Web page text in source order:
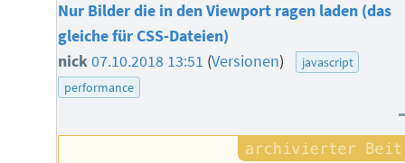
Nur Bilder die in den Viewport ragen laden (das
gleiche für CSS-Dateien)
nick07.10.2018 13:51 (Versionen)
javascript
performance